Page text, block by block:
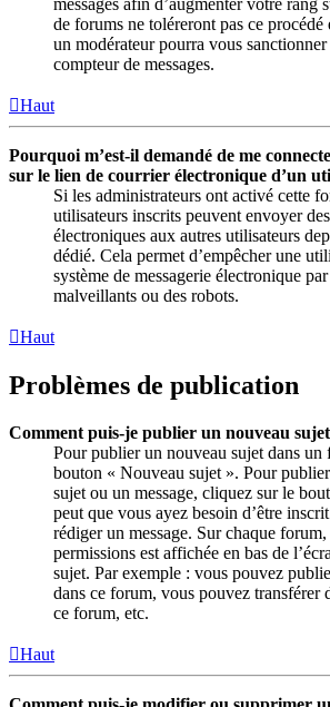
messages afin d’augmenter votre rang
de forums ne toléreront pas ce
un modérateur pourra vous
compteur de messages.
Haut
Pourquoi m’est-il demandé de me
sur le lien de courrier électronique d’un
Si les administrateurs ont activé cette
utilisateurs inscrits peuvent envoyer
électroniques aux autres utilisateurs
dédié. Cela permet d’empêcher une
système de messagerie électronique
malveillants ou des robots.
Haut
Problèmes de publication
Comment puis-je publier un nouveau
Pour publier un nouveau sujet dans
bouton « Nouveau sujet ». Pour
sujet ou un message, cliquez sur le
peut que vous ayez besoin d’être
rédiger un message. Sur chaque
permissions est affichée en bas de
sujet. Par exemple : vous pouvez
dans ce forum, vous pouvez transférer
ce forum, etc.
Haut